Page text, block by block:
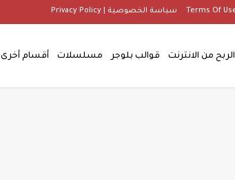
سياسة الخصوصية | Privacy Policy
الربح من الانترنت قوالب بلوجر مسلسلات أقسام أخرى